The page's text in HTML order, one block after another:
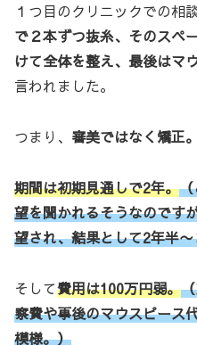
１つ目のクリニックでの相
で２本ずつ抜糸、そのスペ
けて全体を整え、最後はマ
言われました。
つまり、 審美ではなく矯正。
期間は初期見通しで2年。（
望を聞かれるそうなのです
望され、結果として2年半
そして費用は100万円弱。
察費や事後のマウスピース
模様。）